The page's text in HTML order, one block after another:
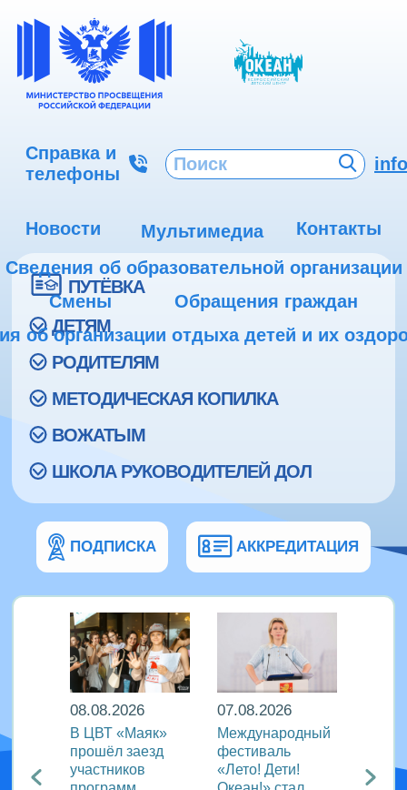
Справка и
телефоны
Новости Мультимедиа
Контакты
Сведения об образовательной организации
Смены
Обращения граждан
об организации отдыха детей и их
ПУТЁВКА
ДЕТЯМ
РОДИТЕЛЯМ
МЕТОДИЧЕСКАЯ КОПИЛКА
ВОЖАТЫМ
ШКОЛА РУКОВОДИТЕЛЕЙ ДОЛ
ПОДПИСКА АККРЕДИТАЦИЯ
за
08.08.2026
В ЦВТ «Маяк»
прошёл заезд
участников
07.08.2026
Международный
фестиваль
«Лето! Дети!